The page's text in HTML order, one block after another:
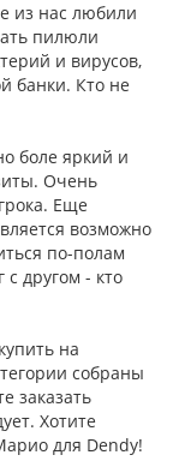
из нас любили
пилюли
и вирусов,
банки. Кто не
боле яркий и
Очень
Еще
возможно
по-полам
с другом - кто
на
собраны
заказать
Хотите
для Dendy!